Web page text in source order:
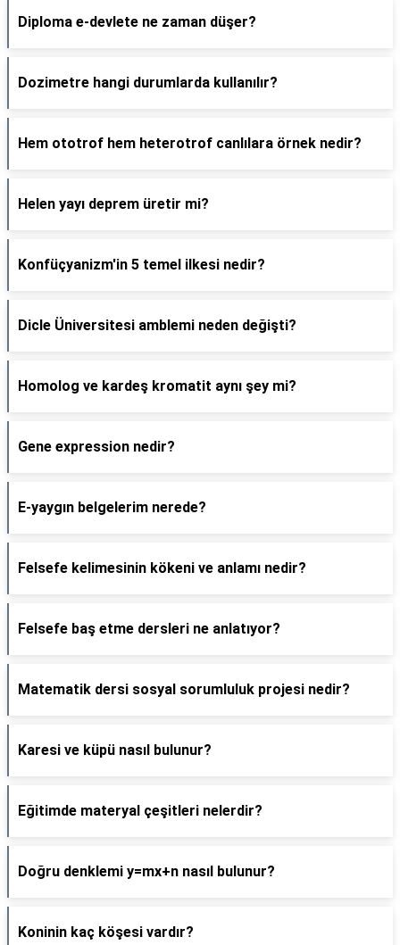
Diploma e-devlete ne zaman düşer?
Dozimetre hangi durumlarda kullanılır?
Hem ototrof hem heterotrof canlılara örnek nedir?
Helen yayı deprem üretir mi?
Konfüçyanizm'in 5 temel ilkesi nedir?
Dicle Üniversitesi amblemi neden değişti?
Homolog ve kardeş kromatit aynı şey mi?
Gene expression nedir?
E-yaygın belgelerim nerede?
Felsefe kelimesinin kökeni ve anlamı nedir?
Felsefe baş etme dersleri ne anlatıyor?
Matematik dersi sosyal sorumluluk projesi nedir?
Karesi ve küpü nasıl bulunur?
Eğitimde materyal çeşitleri nelerdir?
Doğru denklemi y=mx+n nasıl bulunur?
Koninin kaç köşesi vardır?